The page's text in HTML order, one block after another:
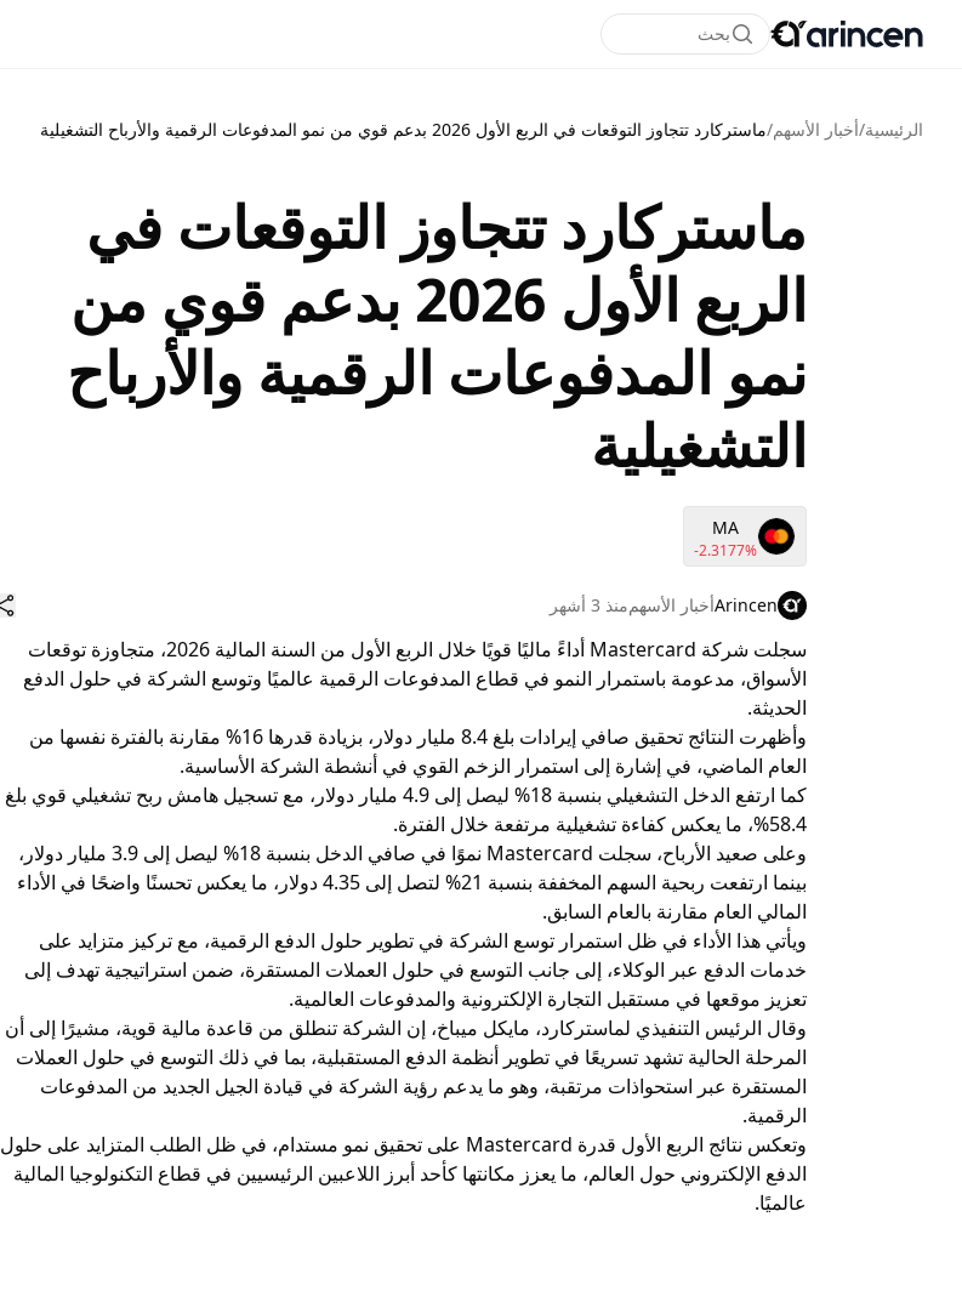
بحث
الرئيسية/أخبار الأسهم/ماستركارد تتجاوز التوقعات في الربع الأول 2026 بدعم قوي من نمو المدفوعات الرقمية والأرباح التشغيلية
ماستركارد تتجاوز التوقعات في
الربع الأول 2026 بدعم قوي من
نمو المدفوعات الرقمية والأرباح
التشغيلية
MA
-2.3177%
Arincenأخبار الأسهممنذ 3 أشهر
سجلت شركة Mastercard أداءً ماليًا قويًا خلال الربع الأول من السنة المالية 2026، متجاوزة توقعات
الأسواق، مدعومة باستمرار النمو في قطاع المدفوعات الرقمية عالميًا وتوسع الشركة في حلول الدفع
الحديثة.
وأظهرت النتائج تحقيق صافي إيرادات بلغ 8.4 مليار دولار، بزيادة قدرها 16% مقارنة بالفترة نفسها من
العام الماضي، في إشارة إلى استمرار الزخم القوي في أنشطة الشركة الأساسية.
كما ارتفع الدخل التشغيلي بنسبة 18% ليصل إلى 4.9 مليار دولار، مع تسجيل هامش ربح تشغيلي قوي بلغ
58.4%، ما يعكس كفاءة تشغيلية مرتفعة خلال الفترة.
وعلى صعيد الأرباح، سجلت Mastercard نموًا في صافي الدخل بنسبة 18% ليصل إلى 3.9 مليار دولار،
بينما ارتفعت ربحية السهم المخففة بنسبة 21% لتصل إلى 4.35 دولار، ما يعكس تحسنًا واضحًا في الأداء
المالي العام مقارنة بالعام السابق.
ويأتي هذا الأداء في ظل استمرار توسع الشركة في تطوير حلول الدفع الرقمية، مع تركيز متزايد على
خدمات الدفع عبر الوكلاء، إلى جانب التوسع في حلول العملات المستقرة، ضمن استراتيجية تهدف إلى
تعزيز موقعها في مستقبل التجارة الإلكترونية والمدفوعات العالمية.
وقال الرئيس التنفيذي لماستركارد، مايكل ميباخ، إن الشركة تنطلق من قاعدة مالية قوية، مشيرًا إلى أن
المرحلة الحالية تشهد تسريعًا في تطوير أنظمة الدفع المستقبلية، بما في ذلك التوسع في حلول العملات
المستقرة عبر استحواذات مرتقبة، وهو ما يدعم رؤية الشركة في قيادة الجيل الجديد من المدفوعات
الرقمية.
وتعكس نتائج الربع الأول قدرة Mastercard على تحقيق نمو مستدام، في ظل الطلب المتزايد على حلول
الدفع الإلكتروني حول العالم، ما يعزز مكانتها كأحد أبرز اللاعبين الرئيسيين في قطاع التكنولوجيا المالية
عالميًا.